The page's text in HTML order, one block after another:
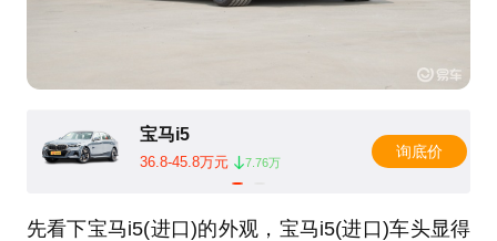
宝马i5
36.8-45.8万元 7.76万
询底价
先看下宝马i5(进口)的外观，宝马i5(进口)车头显得